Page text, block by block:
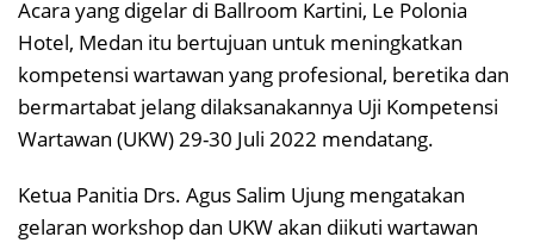
Acara yang digelar di Ballroom Kartini, Le Polonia
Hotel, Medan itu bertujuan untuk meningkatkan
kompetensi wartawan yang profesional, beretika dan
bermartabat jelang dilaksanakannya Uji Kompetensi
Wartawan (UKW) 29-30 Juli 2022 mendatang.
Ketua Panitia Drs. Agus Salim Ujung mengatakan
gelaran workshop dan UKW akan diikuti wartawan